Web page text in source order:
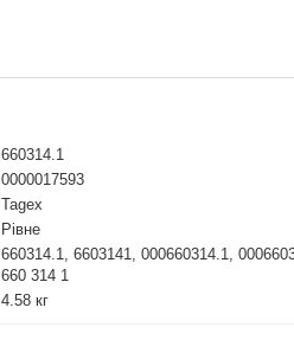
660314.1
0000017593
Tagex
Рівне
660314.1, 6603141, 000660314.1,
660 314 1
4.58 кг